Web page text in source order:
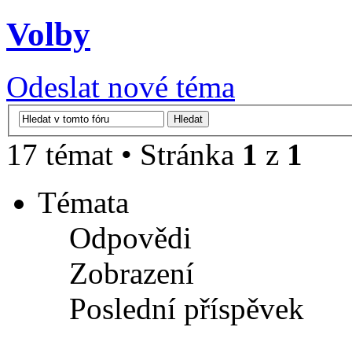
Volby
Odeslat nové téma
17 témat • Stránka 1 z 1
Témata
Odpovědi
Zobrazení
Poslední příspěvek